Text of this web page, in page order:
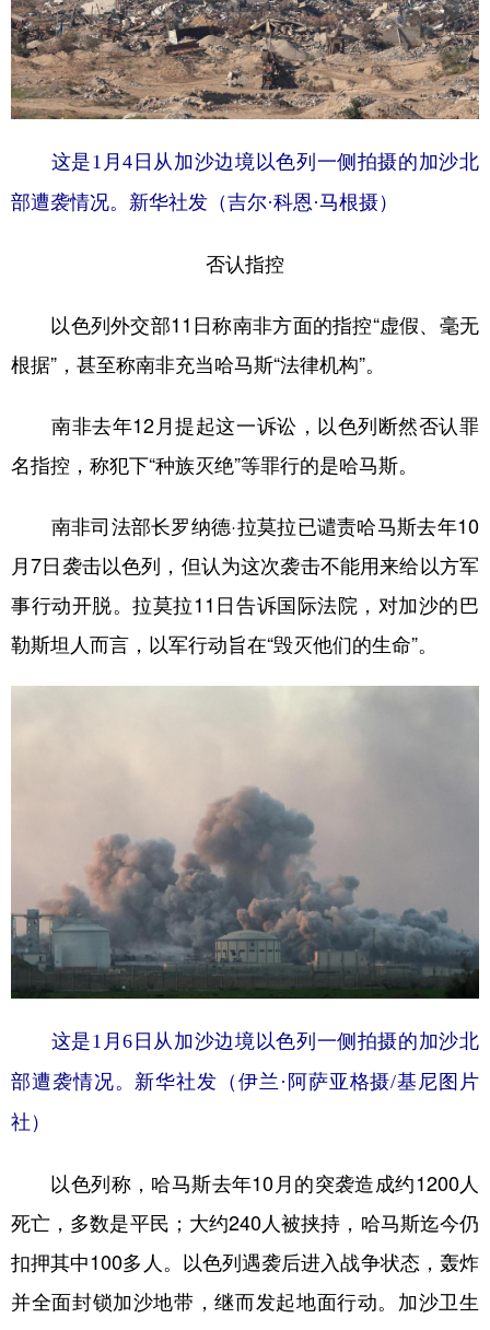
这是1月4日从加沙边境以色列一侧拍摄的加沙北
部遭袭情况。新华社发（吉尔·科恩·马根摄）
否认指控
以色列外交部11日称南非方面的指控“虚假、毫无
根据”，甚至称南非充当哈马斯“法律机构”。
南非去年12月提起这一诉讼，以色列断然否认罪
名指控，称犯下“种族灭绝”等罪行的是哈马斯。
南非司法部长罗纳德·拉莫拉已谴责哈马斯去年10
月7日袭击以色列，但认为这次袭击不能用来给以方军
事行动开脱。拉莫拉11日告诉国际法院，对加沙的巴
勒斯坦人而言，以军行动旨在“毁灭他们的生命”。
这是1月6日从加沙边境以色列一侧拍摄的加沙北
部遭袭情况。新华社发（伊兰·阿萨亚格摄/基尼图片
社）
以色列称，哈马斯去年10月的突袭造成约1200人
死亡，多数是平民；大约240人被挟持，哈马斯迄今仍
扣押其中100多人。以色列遇袭后进入战争状态，轰炸
并全面封锁加沙地带，继而发起地面行动。加沙卫生